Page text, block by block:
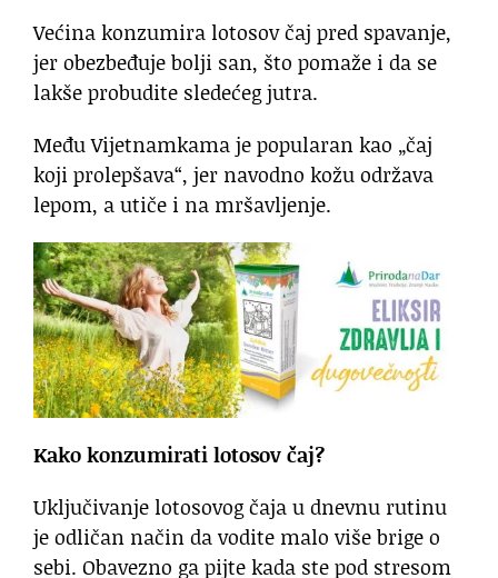
Većina konzumira lotosov čaj pred spavanje,
jer obezbeđuje bolji san, što pomaže i da se
lakše probudite sledećeg jutra.
Među Vijetnamkama je popularan kao „čaj
koji prolepšava“, jer navodno kožu održava
lepom, a utiče i na mršavljenje.
Kako konzumirati lotosov čaj?
Uključivanje lotosovog čaja u dnevnu rutinu
je odličan način da vodite malo više brige o
sebi. Obavezno ga pijte kada ste pod stresom